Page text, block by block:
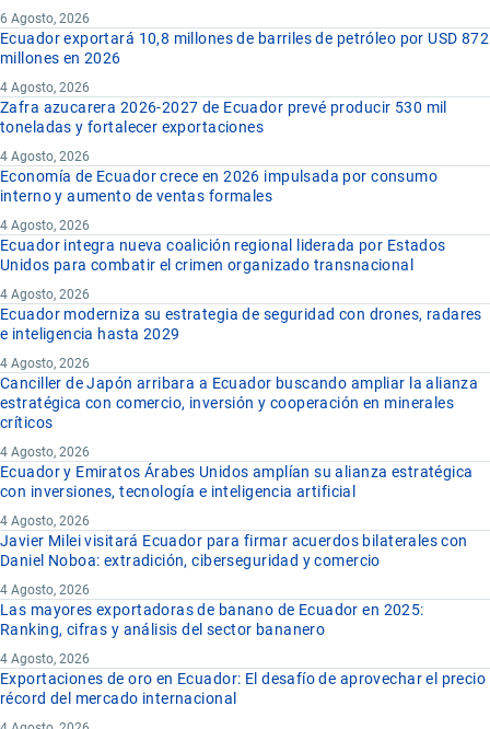
6 Agosto, 2026
Ecuador exportará 10,8 millones de barriles de petróleo por USD 872
millones en 2026
4 Agosto, 2026
Zafra azucarera 2026-2027 de Ecuador prevé producir 530 mil
toneladas y fortalecer exportaciones
4 Agosto, 2026
Economía de Ecuador crece en 2026 impulsada por consumo
interno y aumento de ventas formales
4 Agosto, 2026
Ecuador integra nueva coalición regional liderada por Estados
Unidos para combatir el crimen organizado transnacional
4 Agosto, 2026
Ecuador moderniza su estrategia de seguridad con drones, radares
e inteligencia hasta 2029
4 Agosto, 2026
Canciller de Japón arribara a Ecuador buscando ampliar la alianza
estratégica con comercio, inversión y cooperación en minerales
críticos
4 Agosto, 2026
Ecuador y Emiratos Árabes Unidos amplían su alianza estratégica
con inversiones, tecnología e inteligencia artificial
4 Agosto, 2026
Javier Milei visitará Ecuador para firmar acuerdos bilaterales con
Daniel Noboa: extradición, ciberseguridad y comercio
4 Agosto, 2026
Las mayores exportadoras de banano de Ecuador en 2025:
Ranking, cifras y análisis del sector bananero
4 Agosto, 2026
Exportaciones de oro en Ecuador: El desafío de aprovechar el precio
récord del mercado internacional